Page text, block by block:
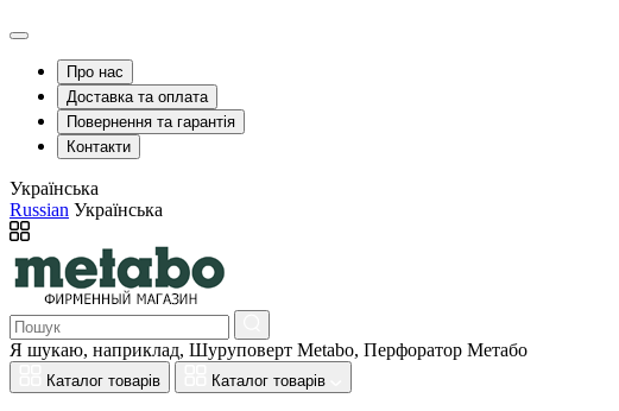
Про нас
Доставка та оплата
Повернення та гарантія
Контакти
Українська
Russian Українська
Я шукаю, наприклад, Шуруповерт Metabo, Перфоратор Метабо
Каталог товарів Каталог товарів